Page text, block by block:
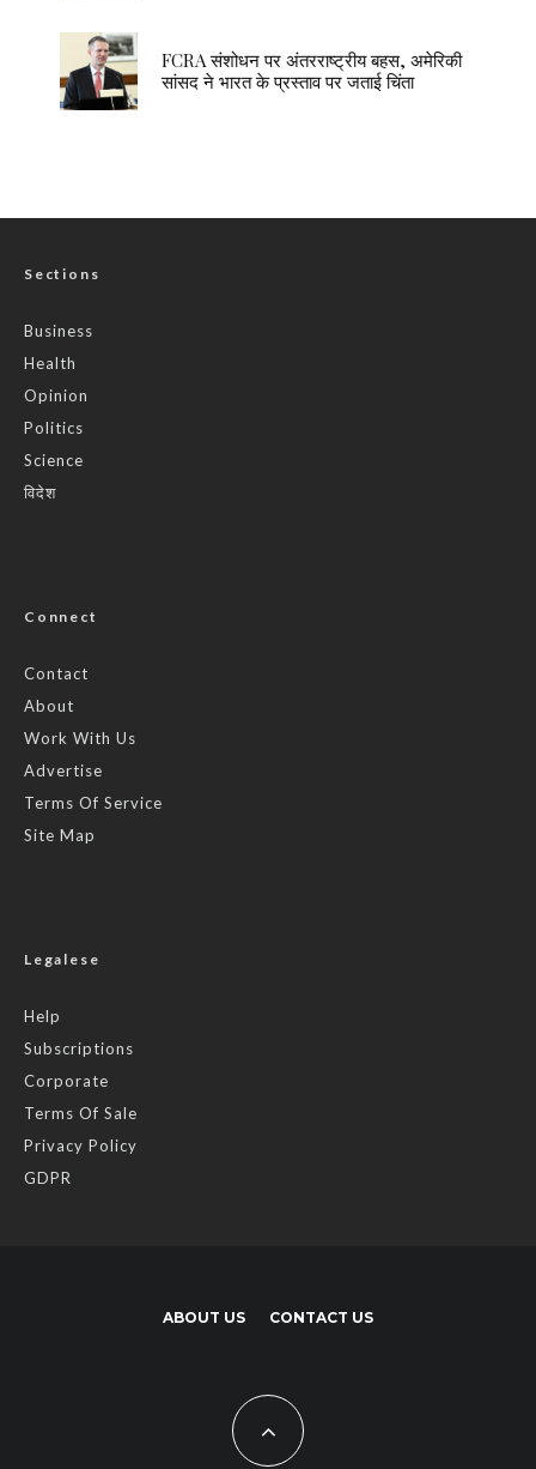
FCRA संशोधन पर अंतरराष्ट्रीय बहस, अमेरिकी
सांसद ने भारत के प्रस्ताव पर जताई चिंता
Sections
Business
Health
Opinion
Politics
Science
विदेश
Connect
Contact
About
Work With Us
Advertise
Terms Of Service
Site Map
Legalese
Help
Subscriptions
Corporate
Terms Of Sale
Privacy Policy
GDPR
ABOUT US CONTACT US